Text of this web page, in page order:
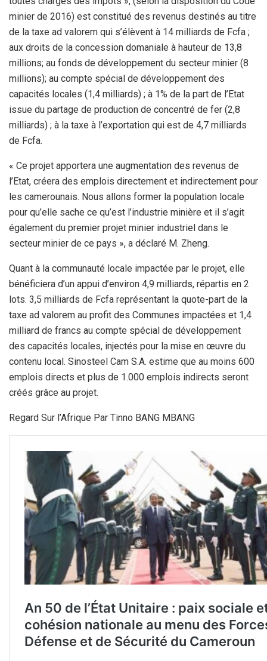
minier de 2016) est constitué des revenus destinés au titre
de la taxe ad valorem qui s’élèvent à 14 milliards de Fcfa ;
aux droits de la concession domaniale à hauteur de 13,8
millions; au fonds de développement du secteur minier (8
millions); au compte spécial de développement des
capacités locales (1,4 milliards) ; à 1% de la part de l’Etat
issue du partage de production de concentré de fer (2,8
milliards) ; à la taxe à l’exportation qui est de 4,7 milliards
de Fcfa.
« Ce projet apportera une augmentation des revenus de
l’Etat, créera des emplois directement et indirectement pour
les camerounais. Nous allons former la population locale
pour qu’elle sache ce qu’est l’industrie minière et il s’agit
également du premier projet minier industriel dans le
secteur minier de ce pays », a déclaré M. Zheng.
Quant à la communauté locale impactée par le projet, elle
bénéficiera d’un appui d’environ 4,9 milliards, répartis en 2
lots. 3,5 milliards de Fcfa représentant la quote-part de la
taxe ad valorem au profit des Communes impactées et 1,4
milliard de francs au compte spécial de développement
des capacités locales, injectés pour la mise en œuvre du
contenu local. Sinosteel Cam S.A. estime que au moins 600
emplois directs et plus de 1.000 emplois indirects seront
créés grâce au projet.
Regard Sur l’Afrique Par Tinno BANG MBANG